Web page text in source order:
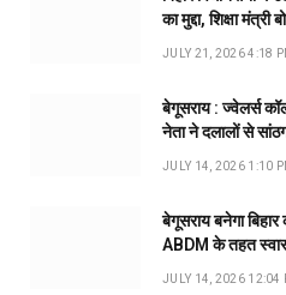
का मुद्दा, शिक्षा
JULY 21, 2026 4:18
बेगूसराय : ज्वेलर्स
नेता ने दलालों से
JULY 14, 2026 1:10
बेगूसराय बनेगा
ABDM के तहत
JULY 14, 2026 12:04